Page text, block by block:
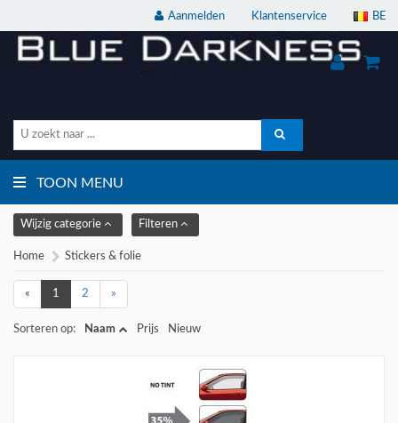
BE
Klantenservice
Aanmelden
TOON MENU
Wijzig categorie Filteren
Home Stickers & folie
« 1 2 »
Sorteren op: Naam Prijs Nieuw